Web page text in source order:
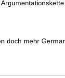
doch mehr